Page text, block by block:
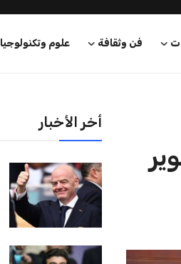
فن وثقافة علوم وتكنولوجيا
أخر الأخبار